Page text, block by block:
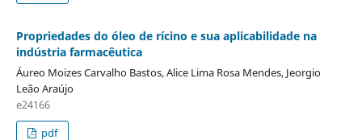
Propriedades do óleo de rícino e sua aplicabilidade na
indústria farmacêutica
Áureo Moizes Carvalho Bastos, Alice Lima Rosa Mendes, Jeorgio
Leão Araújo
e24166
pdf